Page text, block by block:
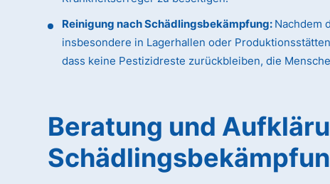
Reinigung nach Schädlingsbekämpfung: Nachdem
insbesondere in Lagerhallen oder
dass keine Pestizidreste zurückbleiben, die
Beratung und